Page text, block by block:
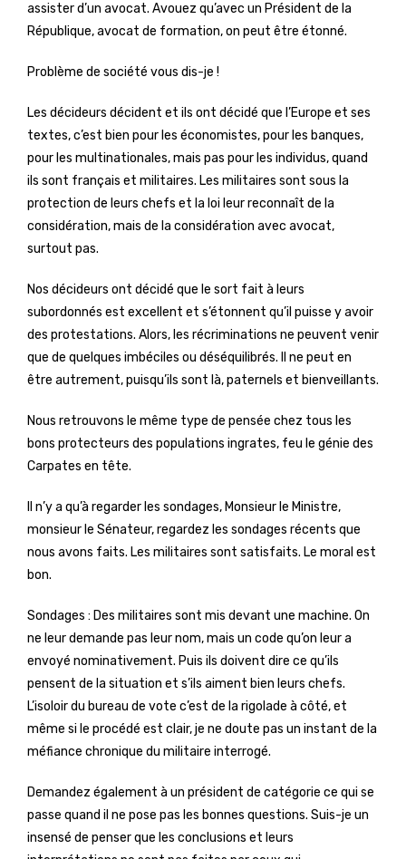
assister d’un avocat. Avouez qu’avec un Président de la
République, avocat de formation, on peut être étonné.
Problème de société vous dis-je !
Les décideurs décident et ils ont décidé que l’Europe et ses
textes, c’est bien pour les économistes, pour les banques,
pour les multinationales, mais pas pour les individus, quand
ils sont français et militaires. Les militaires sont sous la
protection de leurs chefs et la loi leur reconnaît de la
considération, mais de la considération avec avocat,
surtout pas.
Nos décideurs ont décidé que le sort fait à leurs
subordonnés est excellent et s’étonnent qu’il puisse y avoir
des protestations. Alors, les récriminations ne peuvent venir
que de quelques imbéciles ou déséquilibrés. Il ne peut en
être autrement, puisqu’ils sont là, paternels et bienveillants.
Nous retrouvons le même type de pensée chez tous les
bons protecteurs des populations ingrates, feu le génie des
Carpates en tête.
Il n’y a qu’à regarder les sondages, Monsieur le Ministre,
monsieur le Sénateur, regardez les sondages récents que
nous avons faits. Les militaires sont satisfaits. Le moral est
bon.
Sondages : Des militaires sont mis devant une machine. On
ne leur demande pas leur nom, mais un code qu’on leur a
envoyé nominativement. Puis ils doivent dire ce qu’ils
pensent de la situation et s’ils aiment bien leurs chefs.
L’isoloir du bureau de vote c’est de la rigolade à côté, et
même si le procédé est clair, je ne doute pas un instant de la
méfiance chronique du militaire interrogé.
Demandez également à un président de catégorie ce qui se
passe quand il ne pose pas les bonnes questions. Suis-je un
insensé de penser que les conclusions et leurs